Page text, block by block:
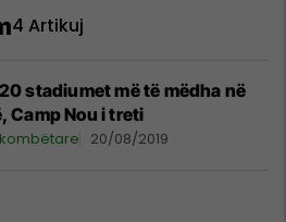
4 Artikuj
stadiumet më të mëdha në
Camp Nou i treti
20/08/2019